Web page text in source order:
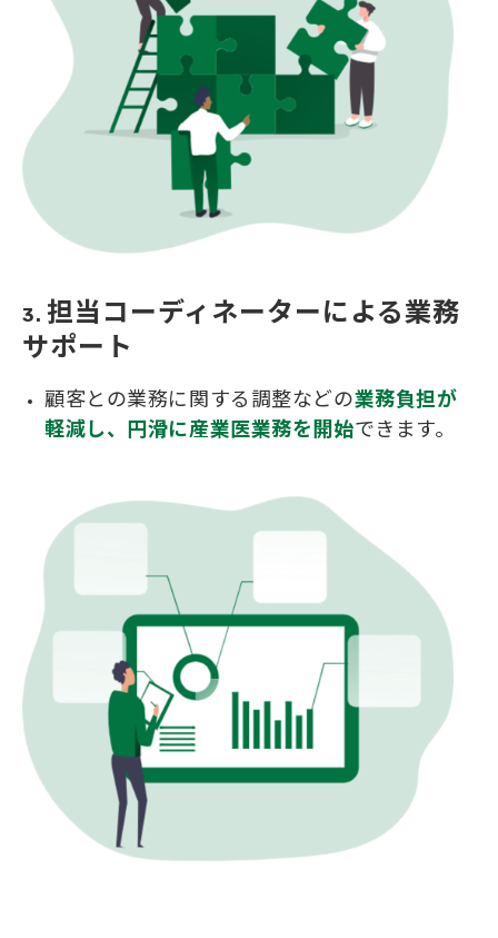
3. 担当コーディネーターによる業務
サポート
顧客との業務に関する調整などの業務負担が
軽減し、円滑に産業医業務を開始できます。